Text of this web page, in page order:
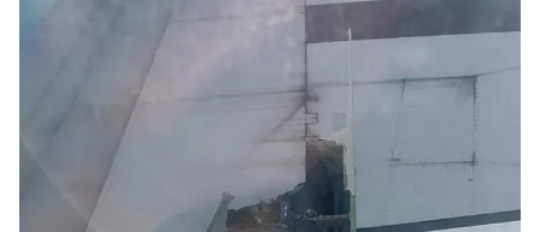
Chuyên mục khác
Podcast
Infographic
Shorts video